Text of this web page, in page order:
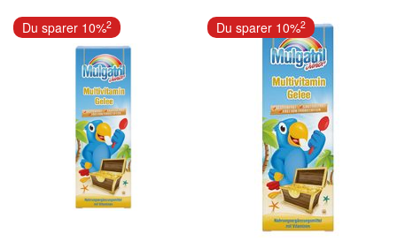
STADAvita GmbH STADAvita GmbH
Du sparer 10%2 Du sparer 10%2